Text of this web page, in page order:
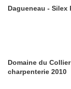
Dagueneau - Silex
Domaine du
charpenterie 2010